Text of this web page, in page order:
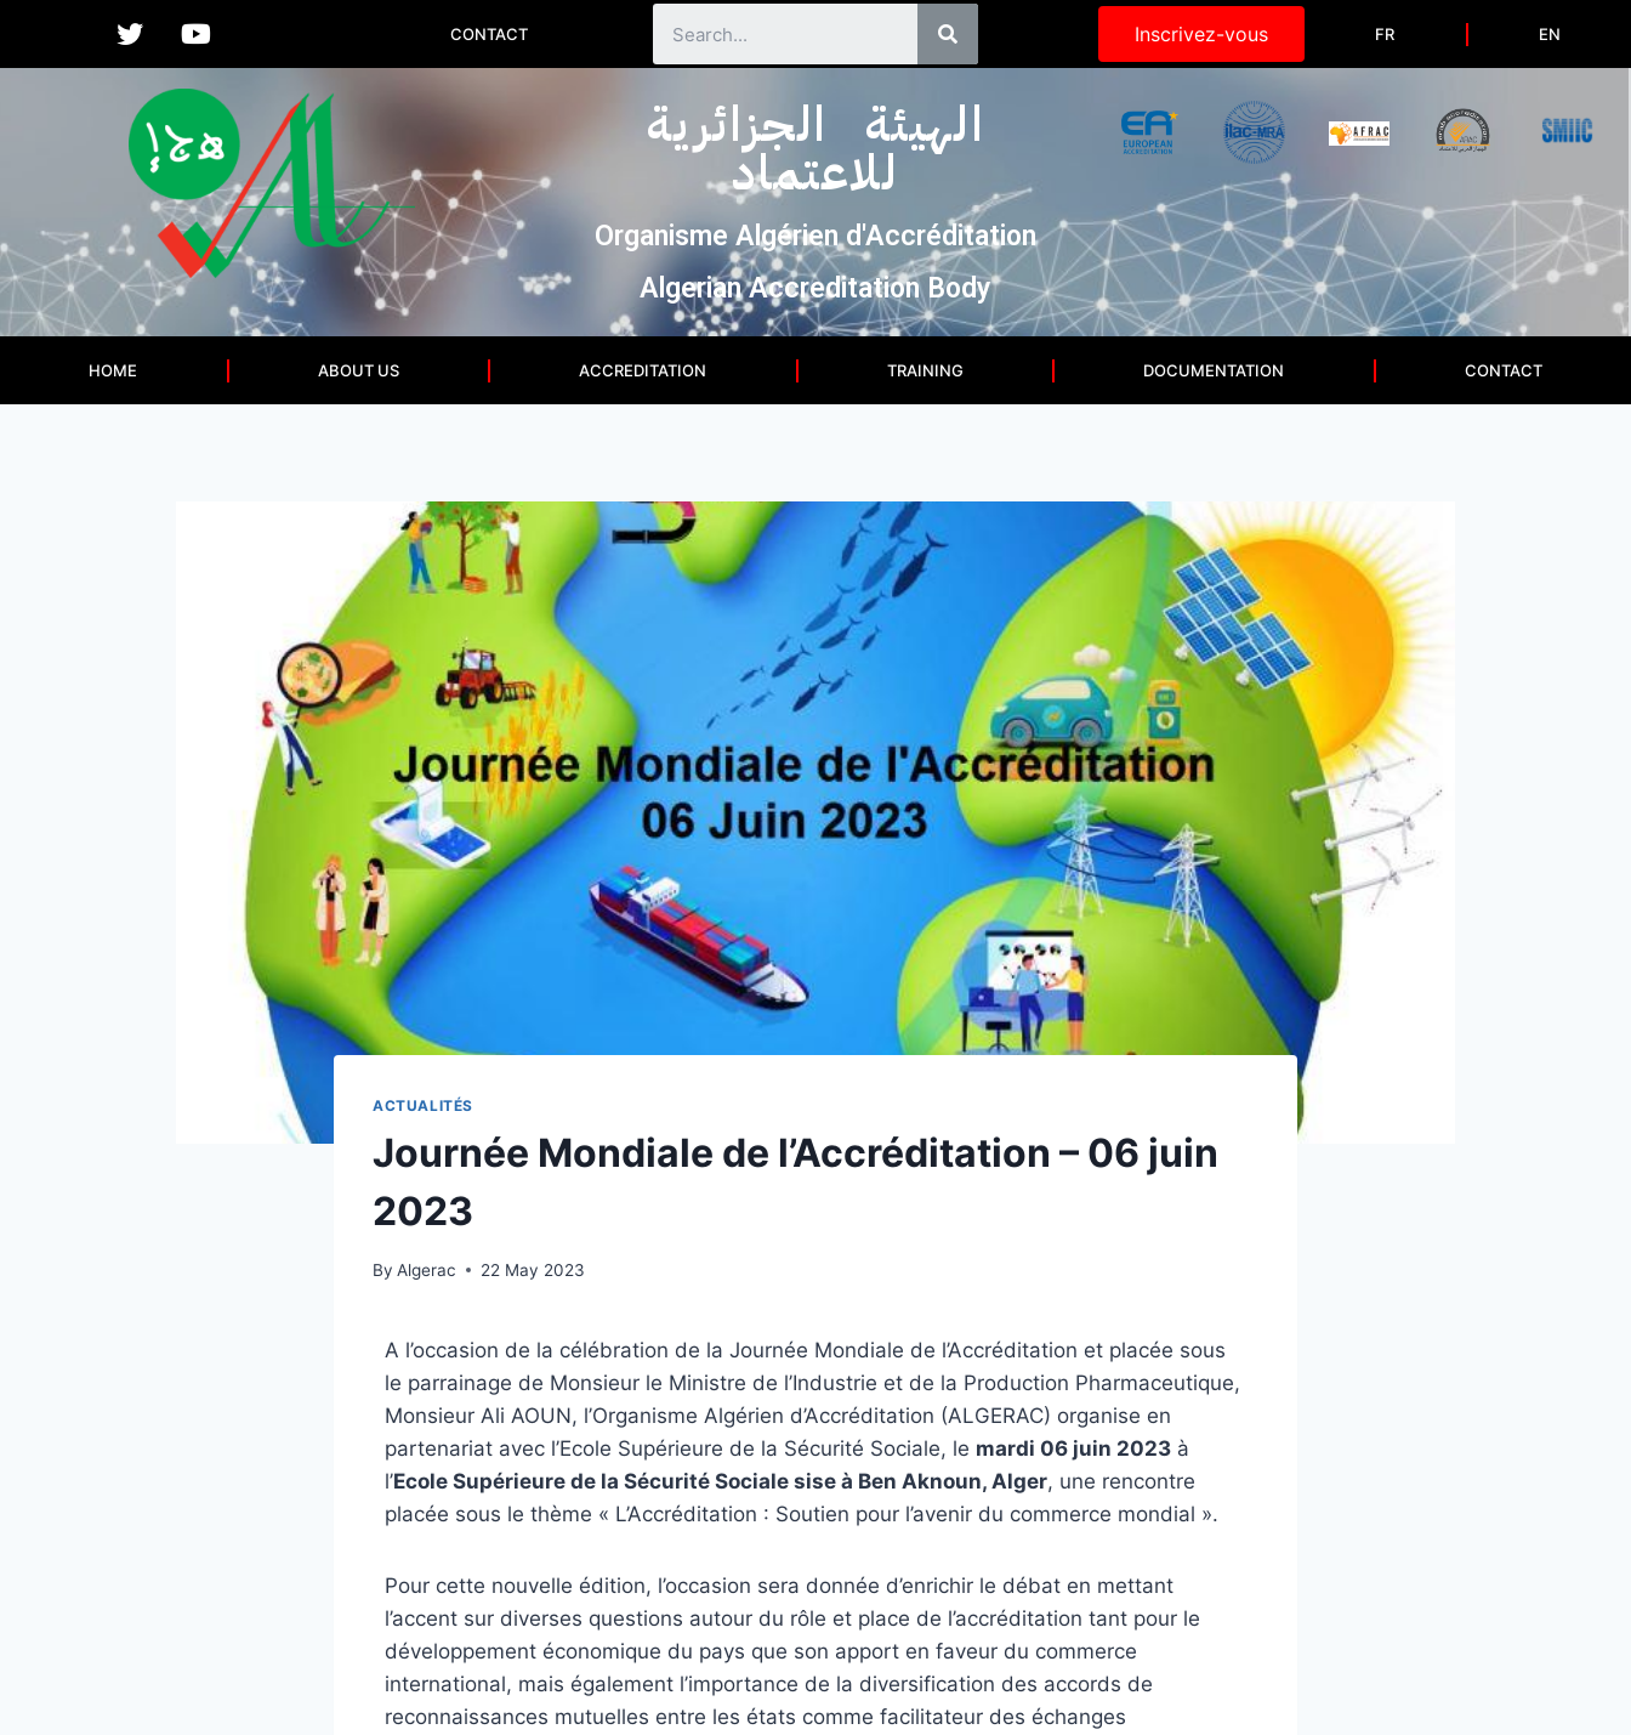
CONTACT Inscrivez-vous FR EN
الهيئة الجزائرية
للاعتماد
Organisme Algérien d'Accréditation
Algerian Accreditation Body
HOME ABOUT US ACCREDITATION TRAINING DOCUMENTATION CONTACT
ACTUALITÉS
Journée Mondiale de l’Accréditation – 06 juin
2023
By Algerac 22 May 2023
A l’occasion de la célébration de la Journée Mondiale de l’Accréditation et placée sous
le parrainage de Monsieur le Ministre de l’Industrie et de la Production Pharmaceutique,
Monsieur Ali AOUN, l’Organisme Algérien d’Accréditation (ALGERAC) organise en
partenariat avec l’Ecole Supérieure de la Sécurité Sociale, le mardi 06 juin 2023 à
l’Ecole Supérieure de la Sécurité Sociale sise à Ben Aknoun, Alger, une rencontre
placée sous le thème « L’Accréditation : Soutien pour l’avenir du commerce mondial ».
Pour cette nouvelle édition, l’occasion sera donnée d’enrichir le débat en mettant
l’accent sur diverses questions autour du rôle et place de l’accréditation tant pour le
développement économique du pays que son apport en faveur du commerce
international, mais également l’importance de la diversification des accords de
reconnaissances mutuelles entre les états comme facilitateur des échanges